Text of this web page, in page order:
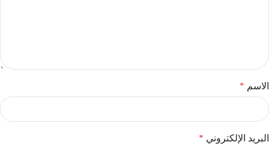
الاسم *
البريد الإلكتروني *